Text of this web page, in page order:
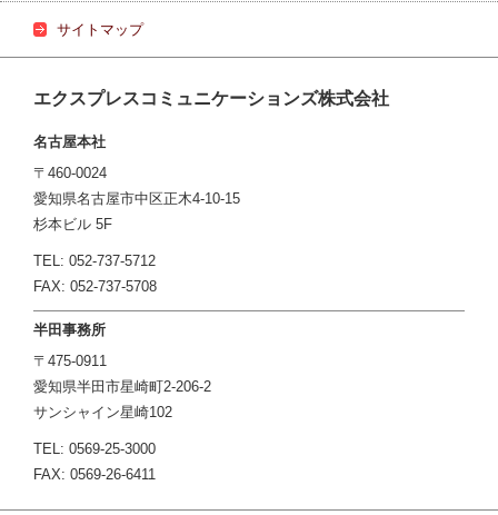
サイトマップ
エクスプレスコミュニケーションズ株式会社
名古屋本社
〒460-0024
愛知県名古屋市中区正木4-10-15
杉本ビル 5F
TEL: 052-737-5712
FAX: 052-737-5708
半田事務所
〒475-0911
愛知県半田市星崎町2-206-2
サンシャイン星崎102
TEL: 0569-25-3000
FAX: 0569-26-6411